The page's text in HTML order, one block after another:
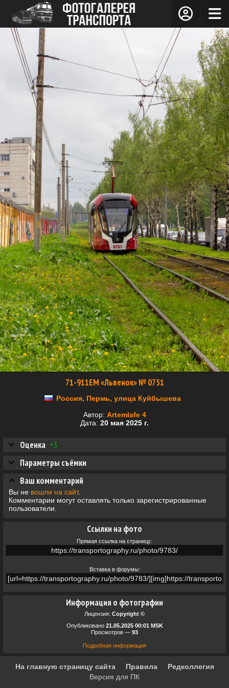
71-911ЕМ «Львенок» № 0751
Россия, Пермь, улица Куйбышева
Автор: Artemlafe 4
Дата: 20 мая 2025 г.
Информация о фотографии
Лицензия: Copyright ©
Опубликовано 21.05.2025 00:01 MSK
Просмотров — 93
Подробная информация
Оценка +3
Ссылки на фото
Прямая ссылка на страницу:
Вставка в форумы:
Параметры съёмки
Ваш комментарий
Вы не вошли на сайт.
Комментарии могут оставлять только зарегистрированные
пользователи.
На главную страницу сайта Правила
Редколлегия
Версия для ПК